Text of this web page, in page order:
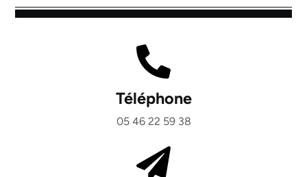
Téléphone
05 46 22 59 38